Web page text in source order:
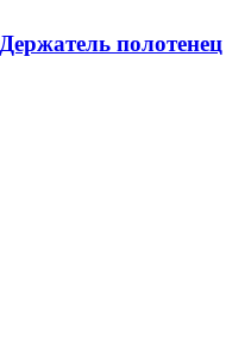
полотенец